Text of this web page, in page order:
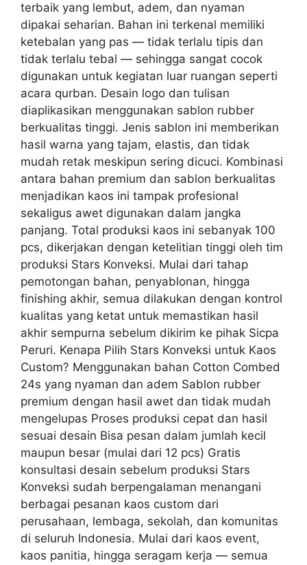
terbaik yang lembut, adem, dan nyaman
dipakai seharian. Bahan ini terkenal memiliki
ketebalan yang pas — tidak terlalu tipis dan
tidak terlalu tebal — sehingga sangat cocok
digunakan untuk kegiatan luar ruangan seperti
acara qurban. Desain logo dan tulisan
diaplikasikan menggunakan sablon rubber
berkualitas tinggi. Jenis sablon ini memberikan
hasil warna yang tajam, elastis, dan tidak
mudah retak meskipun sering dicuci. Kombinasi
antara bahan premium dan sablon berkualitas
menjadikan kaos ini tampak profesional
sekaligus awet digunakan dalam jangka
panjang. Total produksi kaos ini sebanyak 100
pcs, dikerjakan dengan ketelitian tinggi oleh tim
produksi Stars Konveksi. Mulai dari tahap
pemotongan bahan, penyablonan, hingga
finishing akhir, semua dilakukan dengan kontrol
kualitas yang ketat untuk memastikan hasil
akhir sempurna sebelum dikirim ke pihak Sicpa
Peruri. Kenapa Pilih Stars Konveksi untuk Kaos
Custom? Menggunakan bahan Cotton Combed
24s yang nyaman dan adem Sablon rubber
premium dengan hasil awet dan tidak mudah
mengelupas Proses produksi cepat dan hasil
sesuai desain Bisa pesan dalam jumlah kecil
maupun besar (mulai dari 12 pcs) Gratis
konsultasi desain sebelum produksi Stars
Konveksi sudah berpengalaman menangani
berbagai pesanan kaos custom dari
perusahaan, lembaga, sekolah, dan komunitas
di seluruh Indonesia. Mulai dari kaos event,
kaos panitia, hingga seragam kerja — semua